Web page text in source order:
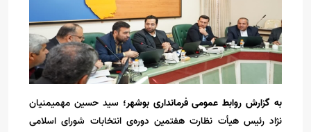
به گزارش روابط عمومی فرمانداری بوشهر؛ سید حسین مهمیمنیان
نژاد رئیس هیأت نظارت هفتمین دوره‌ی انتخابات شورای اسلامی